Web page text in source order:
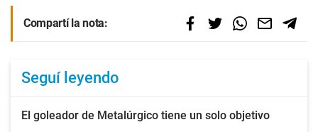
Compartí la nota:
Seguí leyendo
El goleador de Metalúrgico tiene un solo objetivo